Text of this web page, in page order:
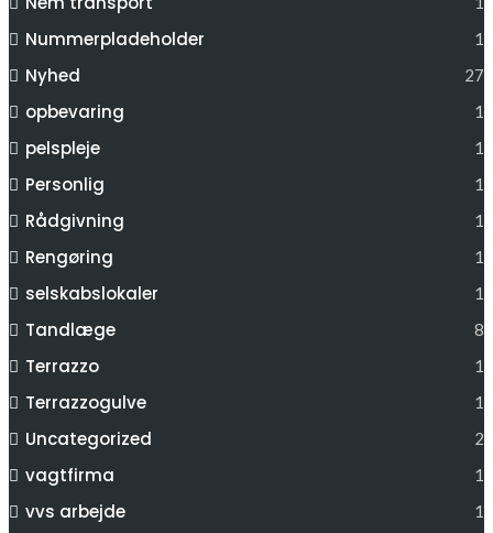
Nummerpladeholder 1
Nyhed 27
opbevaring 1
pelspleje 1
Personlig 1
Rådgivning 1
Rengøring 1
selskabslokaler 1
Tandlæge 8
Terrazzo 1
Terrazzogulve 1
Uncategorized 2
vagtfirma 1
vvs arbejde 1